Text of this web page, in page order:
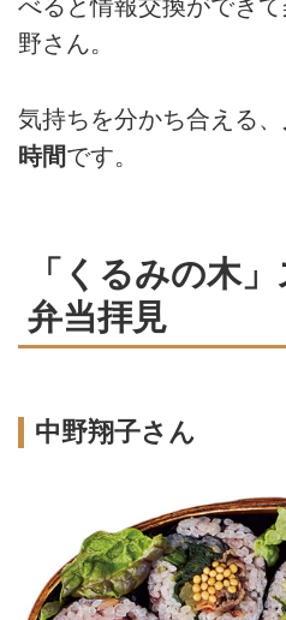
べると情報交換ができ
野さん。
気持ちを分かち合える、
時間です。
「くるみの木
弁当拝見
中野翔子さん